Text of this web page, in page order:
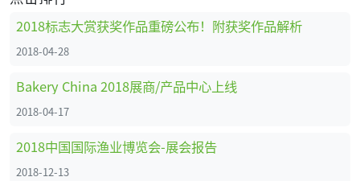
2018标志大赏获奖作品重磅公布！附获奖作品解析
2018-04-28
Bakery China 2018展商/产品中心上线
2018-04-17
2018中国国际渔业博览会-展会报告
2018-12-13